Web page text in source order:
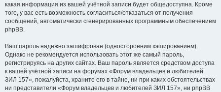
какая информация из вашей учётной записи будет общедоступна. Кроме
того, у вас есть возможность согласиться/отказаться от получения
сообщений, автоматически сгенерированных программным обеспечением
phpBB.
Ваш пароль надёжно зашифрован (односторонним хэшированием).
Однако не рекомендуется использовать этот же самый пароль,
регистрируясь на других сайтах. Ваш пароль является средством доступа
к вашей учётной записи на форумах «Форум владельцев и любителей
ЗИЛ 157», пожалуйста, храните его в тайне, ни при каких обстоятельствах
ни представители «Форум владельцев и любителей ЗИЛ 157», ни phpBB